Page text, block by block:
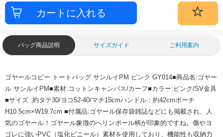
バッグ商品説明 サイズガイド ご利用案内
ゴヤールコピー トートバッグ サンルイPM ピンク GY014■商品名:ゴヤー
ル サンルイPM■素材:コットンキャンバス/カーフ■カラー:ピンク/SV金具
■サイズ :約タテ30/ヨコ52-40/マチ15cmハンドル：約42cmポーチ
H10.5cm×W19.7cm ■付属品:ゴヤール保存袋雑誌などにも掲載され、人
気のゴヤール！ゴヤール象徴のへリンポール柄が印象的ですね。傷やヨ
ゴレに強いPVC（塩化ビニール）素材を使用しており、機能性も収納力